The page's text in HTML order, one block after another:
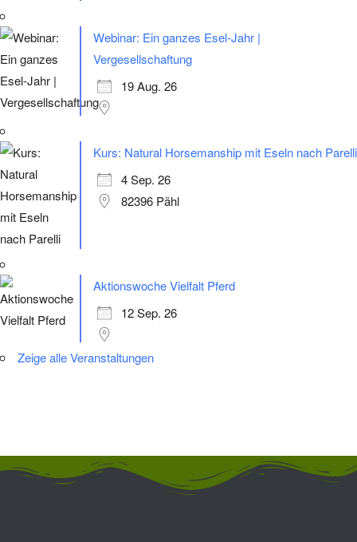
Webinar: Ein ganzes Esel-Jahr |
Vergesellschaftung
19 Aug. 26
Kurs: Natural Horsemanship mit Eseln nach Parelli
4 Sep. 26
82396 Pähl
Aktionswoche Vielfalt Pferd
12 Sep. 26
Zeige alle Veranstaltungen